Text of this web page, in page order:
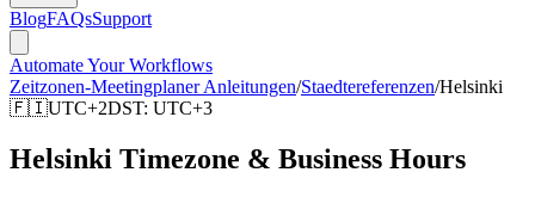
BlogFAQsSupport
Automate Your Workflows
Zeitzonen-Meetingplaner Anleitungen/Staedtereferenzen/Helsinki
🇫🇮UTC+2DST: UTC+3
Helsinki Timezone & Business Hours